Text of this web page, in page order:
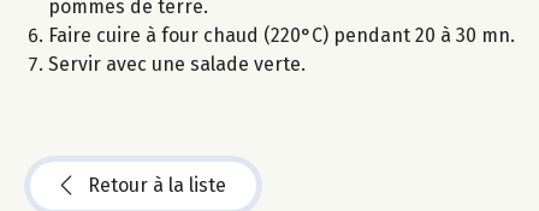
pommes de terre.
Faire cuire à four chaud (220°C) pendant 20 à 30 mn.
Servir avec une salade verte.
Retour à la liste